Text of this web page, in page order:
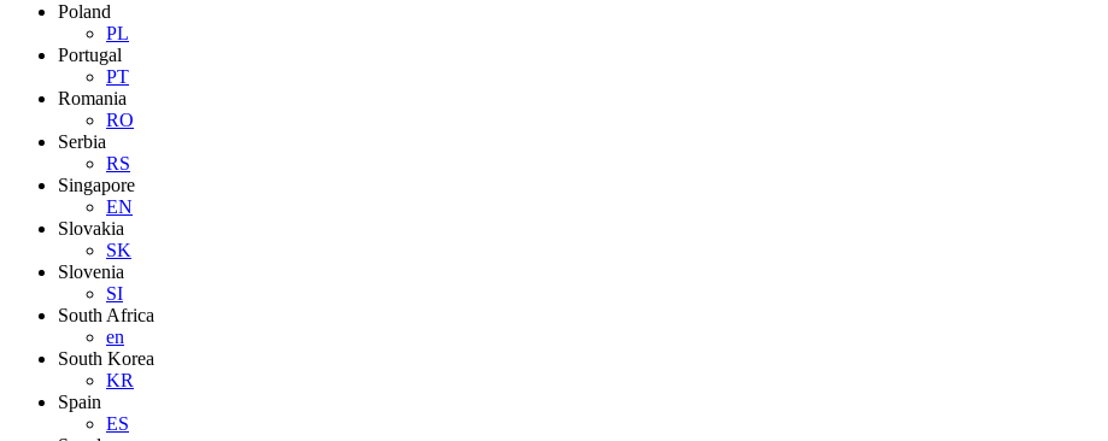
Poland
PL
Portugal
PT
Romania
RO
Serbia
RS
Singapore
EN
Slovakia
SK
Slovenia
SI
South Africa
en
South Korea
KR
Spain
ES